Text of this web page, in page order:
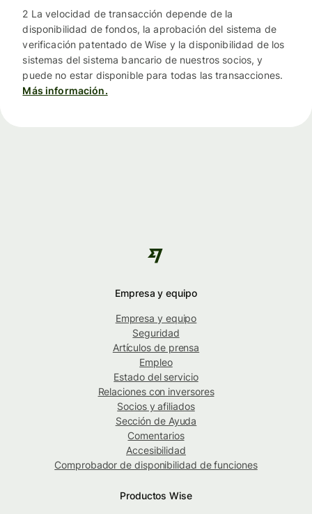
2 La velocidad de transacción depende de la
disponibilidad de fondos, la aprobación del sistema de
verificación patentado de Wise y la disponibilidad de los
sistemas del sistema bancario de nuestros socios, y
puede no estar disponible para todas las transacciones.
Más información.
Empresa y equipo
Empresa y equipo
Seguridad
Artículos de prensa
Empleo
Estado del servicio
Relaciones con inversores
Socios y afiliados
Sección de Ayuda
Comentarios
Accesibilidad
Comprobador de disponibilidad de funciones
Productos Wise